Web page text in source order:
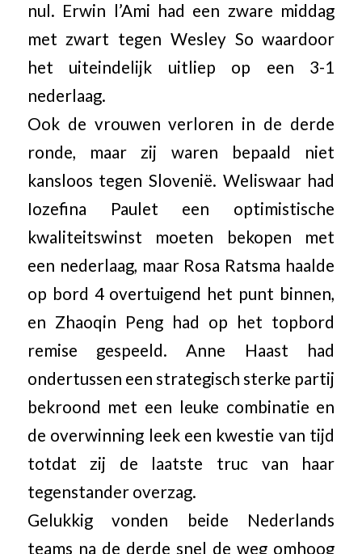
nul. Erwin l’Ami had een zware middag
met zwart tegen Wesley So waardoor
het uiteindelijk uitliep op een 3-1
nederlaag.
Ook de vrouwen verloren in de derde
ronde, maar zij waren bepaald niet
kansloos tegen Slovenië. Weliswaar had
Iozefina Paulet een optimistische
kwaliteitswinst moeten bekopen met
een nederlaag, maar Rosa Ratsma haalde
op bord 4 overtuigend het punt binnen,
en Zhaoqin Peng had op het topbord
remise gespeeld. Anne Haast had
ondertussen een strategisch sterke partij
bekroond met een leuke combinatie en
de overwinning leek een kwestie van tijd
totdat zij de laatste truc van haar
tegenstander overzag.
Gelukkig vonden beide Nederlands
teams na de derde snel de weg omhoog